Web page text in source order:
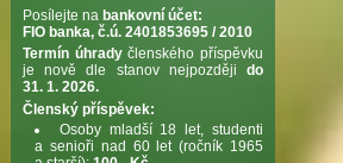
Posílejte na bankovní účet:
FIO banka, č.ú. 2401853695 / 2010
Termín úhradyčlenského příspěvku
je nově dle stanov nejpozději do
31. 1. 2026.
Členský příspěvek:
Osoby mladší 18 let, studenti
a senioři nad 60 let (ročník 1965